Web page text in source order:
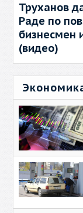
Труханов
Раде по
бизнесмен
(видео)